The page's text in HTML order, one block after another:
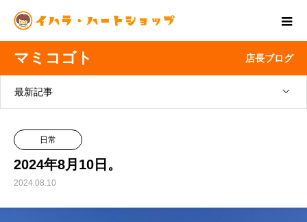
マミコゴト 店長ブログ
最新記事
日常
2024年8月10日。
2024.08.10